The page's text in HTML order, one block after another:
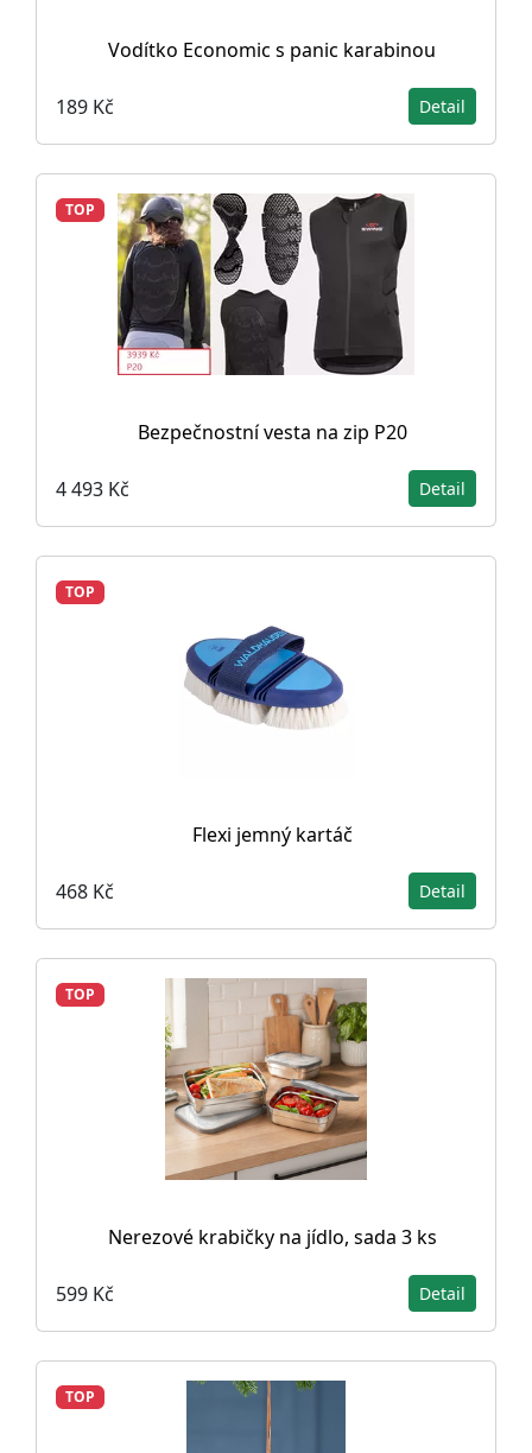
Vodítko Economic s panic karabinou
189 Kč Detail
TOP
Bezpečnostní vesta na zip P20
4 493 Kč Detail
TOP
Flexi jemný kartáč
468 Kč Detail
TOP
Nerezové krabičky na jídlo, sada 3 ks
599 Kč Detail
TOP